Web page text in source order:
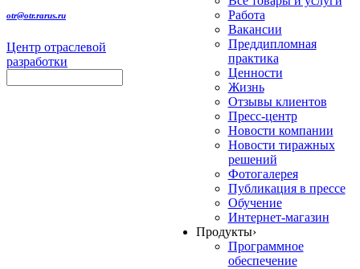
otr@otr.rarus.ru
Центр отраслевой
разработки
Работа
Вакансии
Преддипломная
практика
Ценности
Жизнь
Отзывы клиентов
Пресс-центр
Новости компании
Новости тиражных
решений
Фотогалерея
Публикация в прессе
Обучение
Интернет-магазин
Продукты›
Программное
обеспечение